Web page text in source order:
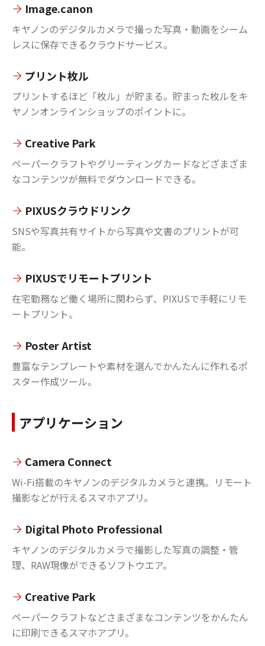
Image.canon
キヤノンのデジタルカメラで撮った写真・動画をシーム
レスに保存できるクラウドサービス。
プリント枚ル
プリントするほど「枚ル」が貯まる。貯まった枚ルをキ
ヤノンオンラインショップのポイントに。
Creative Park
ペーパークラフトやグリーティングカードなどざまざま
なコンテンツが無料でダウンロードできる。
PIXUSクラウドリンク
SNSや写真共有サイトから写真や文書のプリントが可
能。
PIXUSでリモートプリント
在宅勤務など働く場所に関わらず、PIXUSで手軽にリモ
ートプリント。
Poster Artist
豊富なテンプレートや素材を選んでかんたんに作れるポ
スター作成ツール。
アプリケーション
Camera Connect
Wi-Fi搭載のキヤノンのデジタルカメラと連携。リモート
撮影などが行えるスマホアプリ。
Digital Photo Professional
キヤノンのデジタルカメラで撮影した写真の調整・管
理、RAW現像ができるソフトウエア。
Creative Park
ペーパークラフトなどさまざまなコンテンツをかんたん
に印刷できるスマホアプリ。